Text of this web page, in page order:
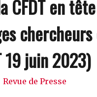
CFDT en
19 juin 2023)
Revue de Presse